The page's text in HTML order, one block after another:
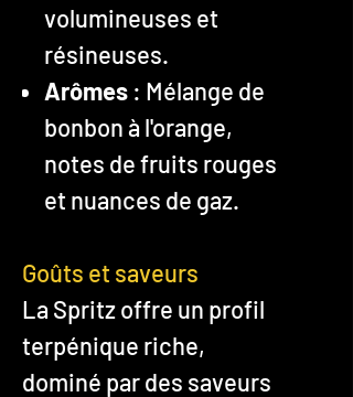
volumineuses et
résineuses.
Arômes : Mélange de
bonbon à l'orange,
notes de fruits rouges
et nuances de gaz.
Goûts et saveurs
La Spritz offre un profil
terpénique riche,
dominé par des saveurs